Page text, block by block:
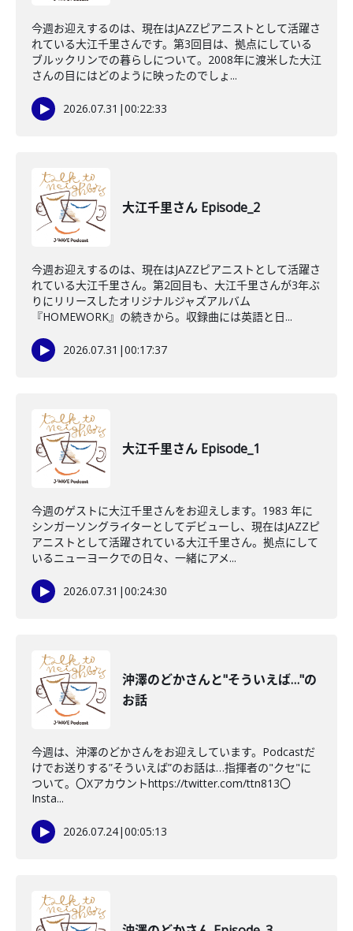
今週お迎えするのは、現在はJAZZピアニストとして活躍さ
れている大江千里さんです。第3回目は、拠点にしている
ブルックリンでの暮らしについて。2008年に渡米した大江
さんの目にはどのように映ったのでしょ...
2026.07.31 |00:22:33
大江千里さん Episode_2
今週お迎えするのは、現在はJAZZピアニストとして活躍さ
れている大江千里さん。第2回目も、大江千里さんが3年ぶ
りにリリースしたオリジナルジャズアルバム
『HOMEWORK』の続きから。収録曲には英語と日...
2026.07.31 |00:17:37
大江千里さん Episode_1
今週のゲストに大江千里さんをお迎えします。1983 年に
シンガーソングライターとしてデビューし、現在はJAZZピ
アニストとして活躍されている大江千里さん。拠点にして
いるニューヨークでの日々、一緒にアメ...
2026.07.31 |00:24:30
沖澤のどかさんと"そういえば…"の
お話
今週は、沖澤のどかさんをお迎えしています。Podcastだ
けでお送りする”そういえば”のお話は…指揮者の"クセ"に
ついて。〇Xアカウントhttps://twitter.com/ttn813〇
Insta...
2026.07.24|00:05:13